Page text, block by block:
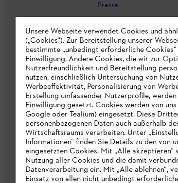
Presse
STIHL Markenshop
Nachhaltigkeit
STIHL
Informationen für
Erklärung zur
Produktpiraterie
Fakten zu STIHL
Unsere Webseite verwendet Cookies und
(„Cookies“). Zur Bereitstellung unserer
bestimmte „unbedingt erforderliche Cookies"
Einwilligung. Andere Cookies, die wir zur
Nutzerfreundlichkeit und Bereitstellung
nutzen, einschließlich Untersuchung von
Werbeeffektivität, Personalisierung von
Erstellung umfassender Nutzerprofile,
Einwilligung gesetzt. Cookies werden von
Google oder Tealium) eingesetzt. Diese
personenbezogenen Daten auch außerhalb
Wirtschaftsraums verarbeiten. Unter
Informationen“ finden Sie Details zu den von
eingesetzten Cookies. Mit „Alle akzeptieren“
Nutzung aller Cookies und die damit
Datenverarbeitung ein. Mit „Alle ablehnen“,
Einsatz von allen nicht unbedingt